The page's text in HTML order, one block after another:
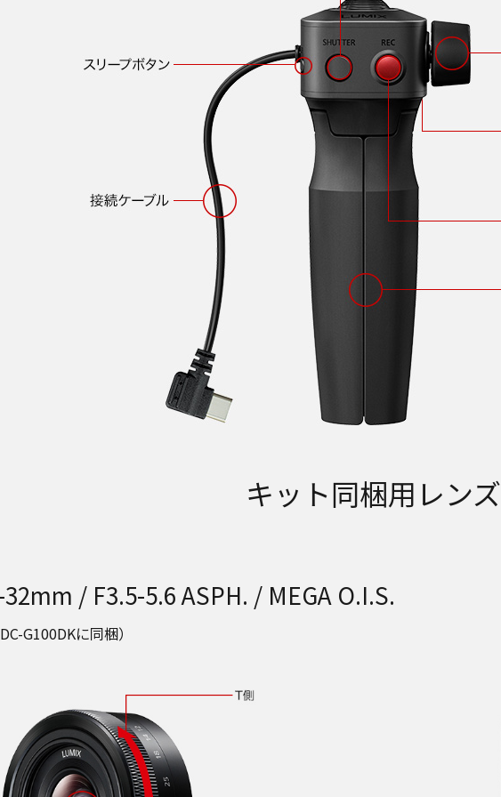
キット同梱用レンズ
32mm / F3.5-5.6 ASPH. / MEGA O.I.S.
G100DKに同梱）